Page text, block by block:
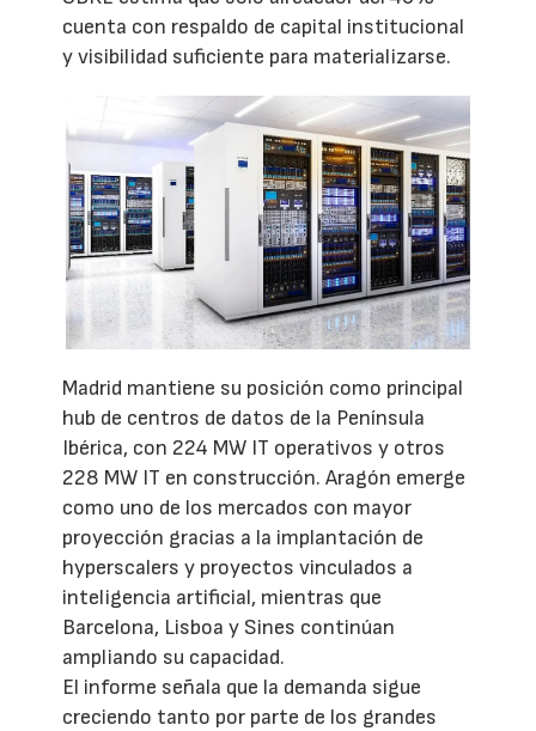
cuenta con respaldo de capital institucional
y visibilidad suficiente para materializarse.
Madrid mantiene su posición como principal
hub de centros de datos de la Península
Ibérica, con 224 MW IT operativos y otros
228 MW IT en construcción. Aragón emerge
como uno de los mercados con mayor
proyección gracias a la implantación de
hyperscalers y proyectos vinculados a
inteligencia artificial, mientras que
Barcelona, Lisboa y Sines continúan
ampliando su capacidad.
El informe señala que la demanda sigue
creciendo tanto por parte de los grandes